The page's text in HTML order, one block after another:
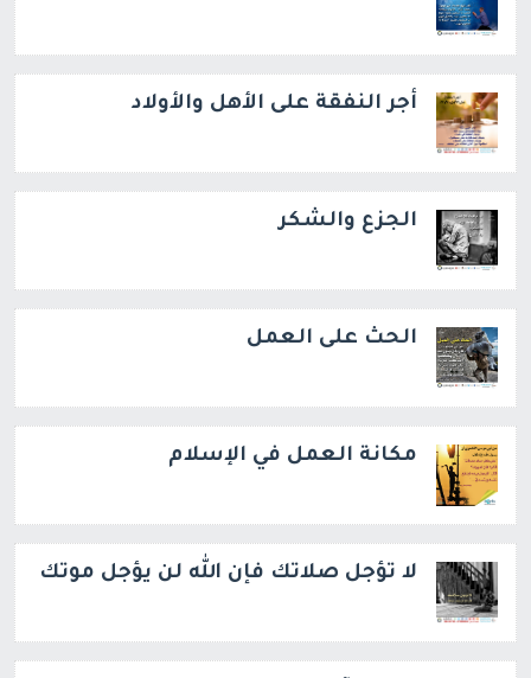
أجر النفقة على الأهل والأولاد
الجزع والشكر
الحث على العمل
مكانة العمل في الإسلام
لا تؤجل صلاتك فإن الله لن يؤجل موتك